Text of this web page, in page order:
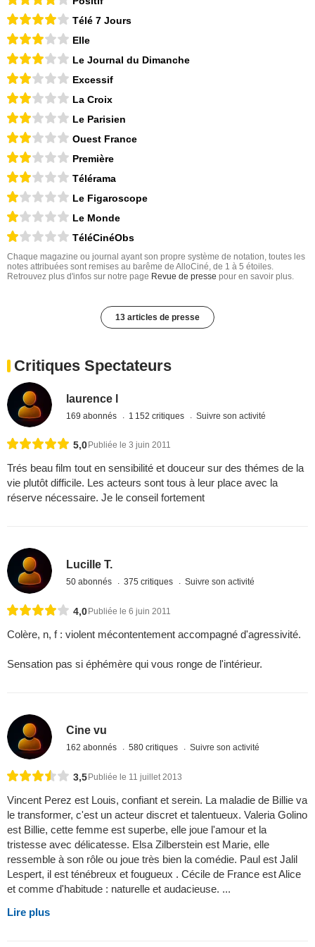
Télé 7 Jours
Elle
Le Journal du Dimanche
Excessif
La Croix
Le Parisien
Ouest France
Première
Télérama
Le Figaroscope
Le Monde
TéléCinéObs
Chaque magazine ou journal ayant son propre système de notation, toutes les
notes attribuées sont remises au barême de AlloCiné, de 1 à 5 étoiles.
Retrouvez plus d'infos sur notre page Revue de presse pour en savoir plus.
13 articles de presse
Critiques Spectateurs
laurence l
169 abonnés 1 152 critiques Suivre son activité
5,0 Publiée le 3 juin 2011
Trés beau film tout en sensibilité et douceur sur des thémes de la
vie plutôt difficile. Les acteurs sont tous à leur place avec la
réserve nécessaire. Je le conseil fortement
Lucille T.
50 abonnés 375 critiques Suivre son activité
4,0Publiée le 6 juin 2011
Colère, n, f : violent mécontentement accompagné d'agressivité.
Sensation pas si éphémère qui vous ronge de l'intérieur.
Cine vu
162 abonnés 580 critiques Suivre son activité
3,5 Publiée le 11 juillet 2013
Vincent Perez est Louis, confiant et serein. La maladie de Billie va
le transformer, c'est un acteur discret et talentueux. Valeria Golino
est Billie, cette femme est superbe, elle joue l'amour et la
tristesse avec délicatesse. Elsa Zilberstein est Marie, elle
ressemble à son rôle ou joue très bien la comédie. Paul est Jalil
Lespert, il est ténébreux et fougueux . Cécile de France est Alice
et comme d'habitude : naturelle et audacieuse. ...
Lire plus